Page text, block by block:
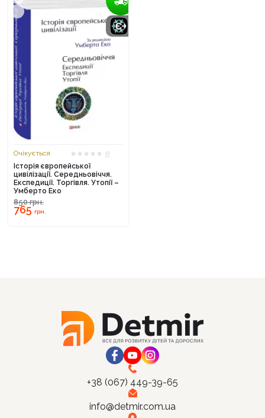
Очікується
0
Історія європейської
цивілізації. Середньовіччя.
Експедиції. Торгівля. Утопії –
Умберто Еко
850грн.
765грн.
+38 (067) 449-39-65
info@detmir.com.ua